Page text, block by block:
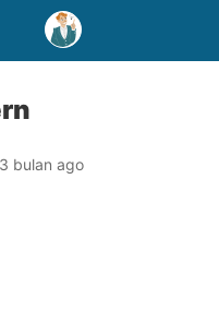
3 bulan ago